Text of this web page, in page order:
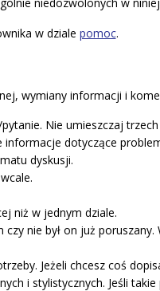
w dziale pomoc.
wymiany informacji i
Nie umieszczaj
dotyczące
dyskusji.
niż w jednym dziale.
nie był on już poruszany.
Jeżeli chcesz coś
i stylistycznych. Jeśli takie